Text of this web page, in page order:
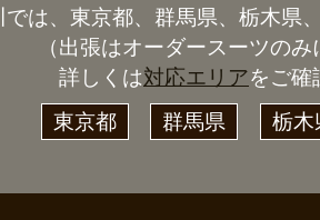
は、東京都、群馬県、栃木県
（出張はオーダースーツのみ
詳しくは対応エリアをご確
東京都
群馬県 栃木